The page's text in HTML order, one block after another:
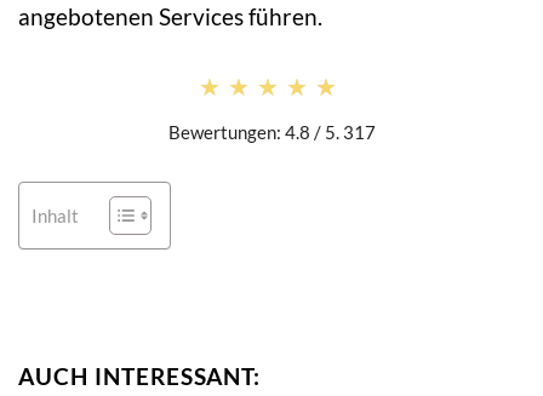
angebotenen Services führen.
★★★★★
★★★★★
Bewertungen: 4.8 / 5. 317
Inhalt
AUCH INTERESSANT: